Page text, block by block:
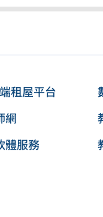
租屋平台
網
體服務